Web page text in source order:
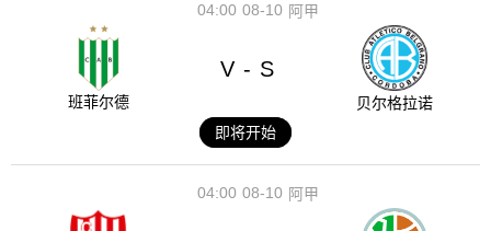
08-10
04:00 阿甲
班菲尔德
V - S
贝尔格拉诺
即将开始
08-10
04:00 阿甲